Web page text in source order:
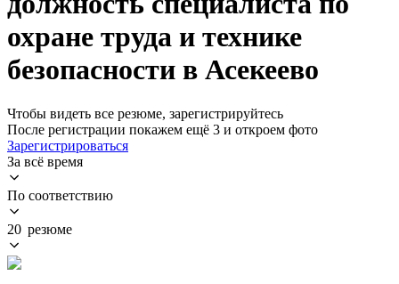
охране труда и технике
безопасности в Асекеево
Чтобы видеть все резюме, зарегистрируйтесь
После регистрации покажем ещё 3 и откроем фото
Зарегистрироваться
За всё время
По соответствию
20 резюме